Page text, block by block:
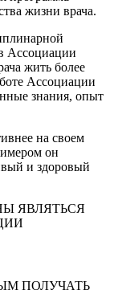
жизни врача.
Ассоциации
жить более
Ассоциации
знания, опыт
на своем
он
и здоровый
ЯВЛЯТЬСЯ
ПОЛУЧАТЬ